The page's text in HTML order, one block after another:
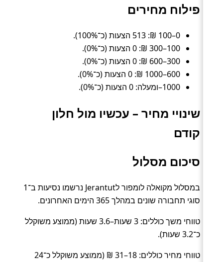
פילוח מחירים
0–100 ₪: 513 הצעות (כ־100%).
100–300 ₪: 0 הצעות (כ־0%).
300–600 ₪: 0 הצעות (כ־0%).
600–1000 ₪: 0 הצעות (כ־0%).
1000–ומעלה: 0 הצעות (כ־0%).
שינויי מחיר – עכשיו מול חלון
קודם
סיכום מסלול
במסלול מקואלה לומפור לJerantut נרשמו נסיעות ב־1
סוגי תחבורה שונים במהלך 365 הימים האחרונים.
טווחי משך כוללים: 3 שעות–3.6 שעות (ממוצע משוקלל
כ־3.2 שעות).
טווחי מחיר כוללים: 18–31 ₪ (ממוצע משוקלל כ־24